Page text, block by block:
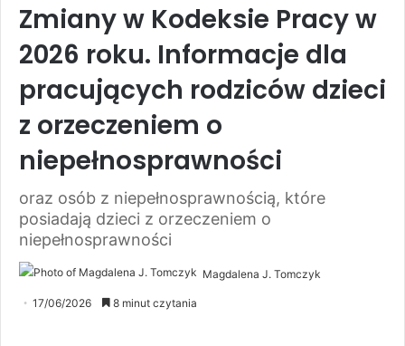
Zmiany w Kodeksie Pracy w
2026 roku. Informacje dla
pracujących rodziców dzieci
z orzeczeniem o
niepełnosprawności
oraz osób z niepełnosprawnością, które
posiadają dzieci z orzeczeniem o
niepełnosprawności
Magdalena J. Tomczyk
17/06/2026 8 minut czytania